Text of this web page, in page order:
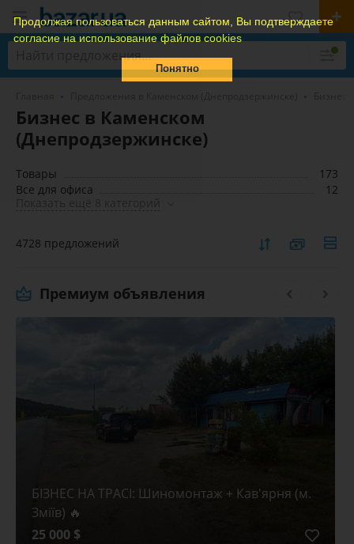
Продолжая пользоваться данным сайтом, Вы подтверждаете
согласие на использование файлов cookies
Понятно
Бизнес в Каменском
(Днепродзержинске)
Товары
173
Все для офиса
12
4728 предложений
Премиум объявления
БІЗНЕС НА ТРАСІ: Шиномонтаж + Кав'ярня (м.
Зміїв) 🔥
25 000 $